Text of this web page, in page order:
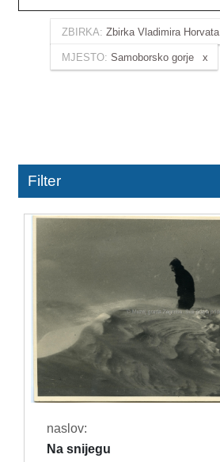
ZBIRKA: Zbirka Vladimira Horvata
MJESTO: Samoborsko gorje
Filter
naslov:
Na snijegu